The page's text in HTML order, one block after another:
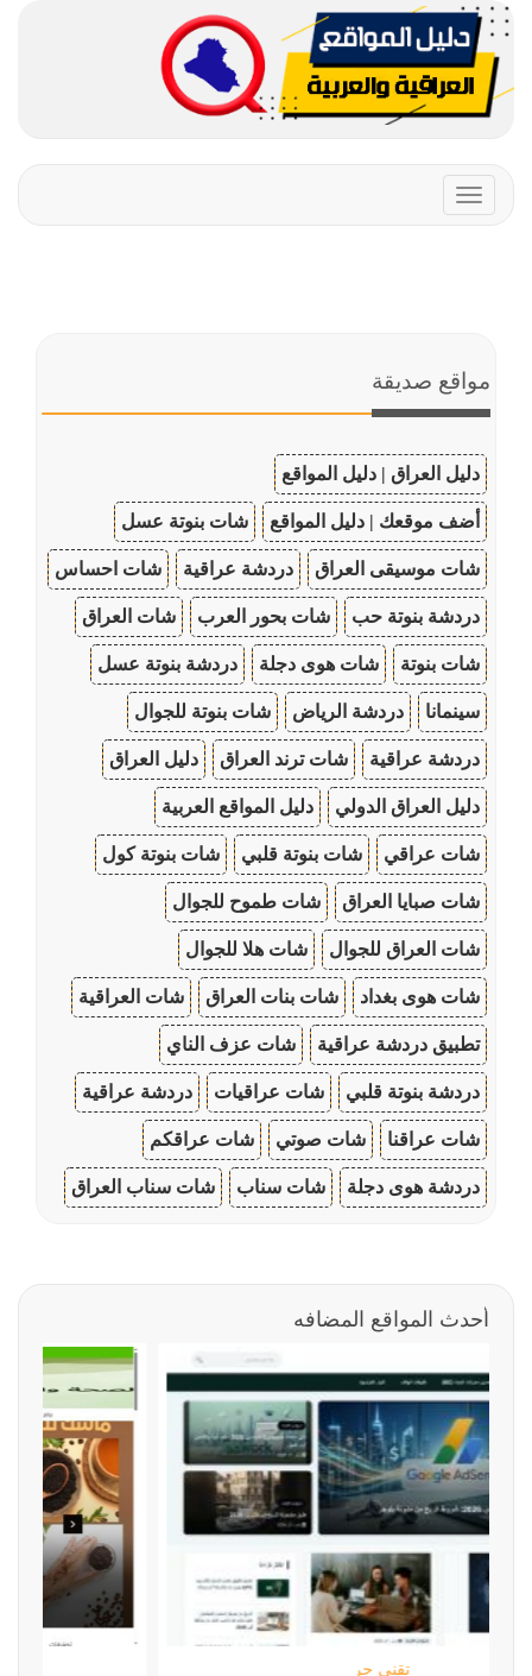
Toggle
navigation
مواقع صديقة
دليل العراق | دليل المواقع
أضف موقعك | دليل المواقع شات بنوتة عسل
شات موسيقى العراق دردشة عراقية شات احساس
دردشة بنوتة حب شات بحور العرب شات العراق
شات بنوتة شات هوى دجلة دردشة بنوتة عسل
سينمانا دردشة الرياض شات بنوتة للجوال
دردشة عراقية شات ترند العراق دليل العراق
دليل العراق الدولي دليل المواقع العربية
شات عراقي شات بنوتة قلبي شات بنوتة كول
شات صبايا العراق شات طموح للجوال
شات العراق للجوال شات هلا للجوال
شات هوى بغداد شات بنات العراق شات العراقية
تطبيق دردشة عراقية شات عزف الناي
دردشة بنوتة قلبي شات عراقيات دردشة عراقية
شات عراقنا شات صوتي شات عراقكم
دردشة هوى دجلة شات سناب شات سناب العراق
أحدث المواقع المضافه